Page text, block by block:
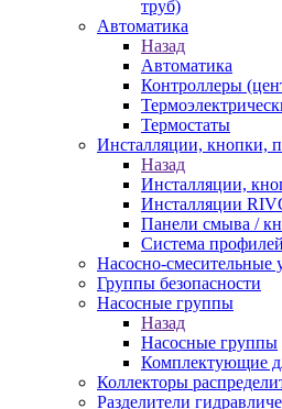
труб)
Автоматика
Назад
Автоматика
Контроллеры
Термостаты
Инсталляции, кнопки,
Назад
Инсталляции,
Инсталляции
Панели смыва /
Система
Насосно-смесительные
Группы безопасности
Насосные группы
Назад
Насосные группы
Комплектующие
Коллекторы
Разделители